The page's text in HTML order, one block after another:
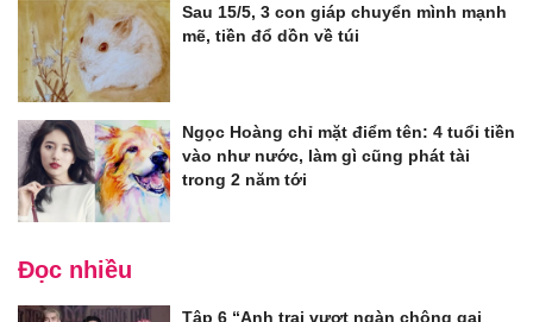
Sau 15/5, 3 con giáp chuyển mình mạnh
mẽ, tiền đổ dồn về túi
Ngọc Hoàng chỉ mặt điểm tên: 4 tuổi tiền
vào như nước, làm gì cũng phát tài
trong 2 năm tới
Đọc nhiều
Tập 6 “Anh trai vượt ngàn chông gai